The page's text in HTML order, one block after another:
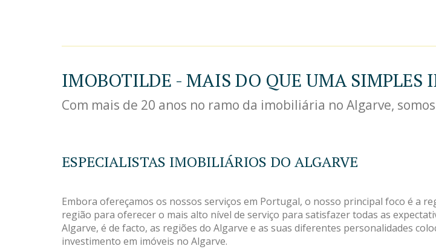
IMOBOTILDE - MAIS DO QUE UMA SIMPLES
Com mais de 20 anos no ramo da imobiliária no Algarve,
ESPECIALISTAS IMOBILIÁRIOS DO ALGARVE
Embora ofereçamos os nossos serviços em Portugal, o nosso principal foco é a
região para oferecer o mais alto nível de serviço para satisfazer todas as
Algarve, é de facto, as regiões do Algarve e as suas diferentes personalidades
investimento em imóveis no Algarve.